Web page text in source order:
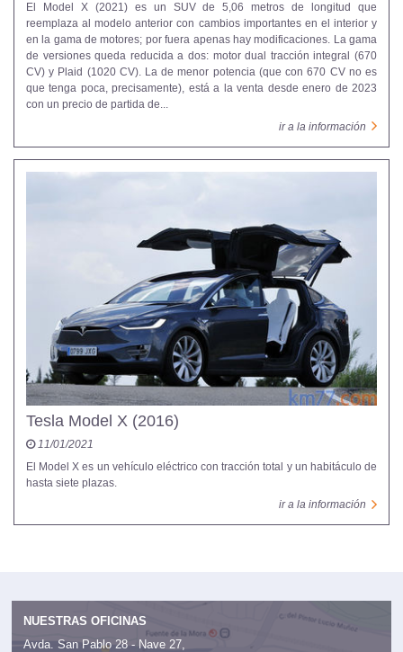
El Model X (2021) es un SUV de 5,06 metros de longitud que
reemplaza al modelo anterior con cambios importantes en el interior y
en la gama de motores; por fuera apenas hay modificaciones. La gama
de versiones queda reducida a dos: motor dual tracción integral (670
CV) y Plaid (1020 CV). La de menor potencia (que con 670 CV no es
que tenga poca, precisamente), está a la venta desde enero de 2023
con un precio de partida de...
ir a la información
Tesla Model X (2016)
11/01/2021
El Model X es un vehículo eléctrico con tracción total y un habitáculo de
hasta siete plazas.
ir a la información
NUESTRAS OFICINAS
Avda. San Pablo 28 - Nave 27,